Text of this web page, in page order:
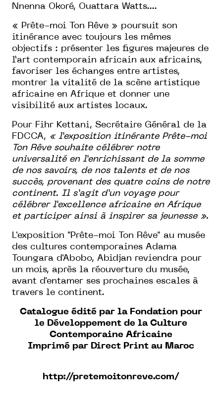
Nnenna Okoré, Ouattara Watts....
« Prête-moi Ton Rêve » poursuit son
itinérance avec toujours les mêmes
objectifs : présenter les figures majeures de
l’art contemporain africain aux africains,
favoriser les échanges entre artistes,
montrer la vitalité de la scène artistique
africaine en Afrique et donner une
visibilité aux artistes locaux.
Pour Fihr Kettani, Secrétaire Général de la
FDCCA, « l’exposition itinérante Prête-moi
Ton Rêve souhaite célébrer notre
universalité en l’enrichissant de la somme
de nos savoirs, de nos talents et de nos
succès, provenant des quatre coins de notre
continent. Il s’agit d’un voyage pour
célébrer l’excellence africaine en Afrique
et participer ainsi à inspirer sa jeunesse ».
L'exposition "Prête-moi Ton Rêve" au musée
des cultures contemporaines Adama
Toungara d'Abobo, Abidjan reviendra pour
un mois, après la réouverture du musée,
avant d'entamer ses prochaines escales à
travers le continent.
Catalogue édité par la Fondation pour
le Développement de la Culture
Contemporaine Africaine
Imprimé par Direct Print au Maroc
http://pretemoitonreve.com/